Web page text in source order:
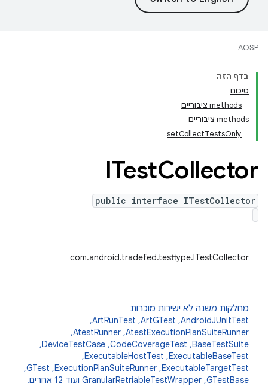
AOSP
בדף הזה
סיכום
‫methods ציבוריים
‫methods ציבוריים
setCollectTestsOnly
ITestCollector
public interface ITestCollector
com.android.tradefed.testtype.ITestCollector
מחלקות משנה לא ישירות מוכרות
AndroidJUnitTest
,‏
ArtGTest
,‏
ArtRunTest
,‏
AtestExecutionPlanSuiteRunner
,‏
AtestRunner
,‏
BaseTestSuite
,‏
CodeCoverageTest
,‏
DeviceTestCase
,‏
ExecutableBaseTest
,‏
ExecutableHostTest
,‏
ExecutableTargetTest
,‏
ExecutionPlanSuiteRunner
,‏
GTest
,‏
GTestBase
,‏
GranularRetriableTestWrapper ועוד 12 אחרים.